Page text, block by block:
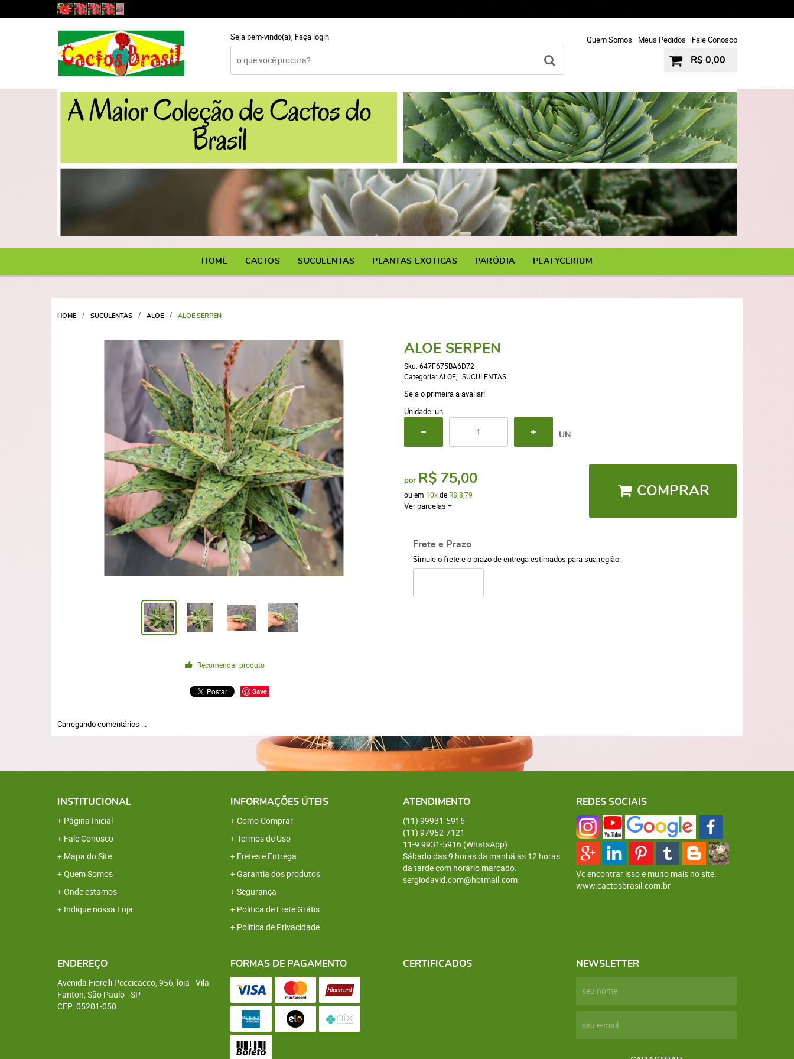
Seja bem-vindo(a), Faça login Quem Somos Meus Pedidos Fale Conosco
R$ 0,00
HOME CACTOS SUCULENTAS PLANTAS EXOTICAS PARÓDIA PLATYCERIUM
HOME SUCULENTAS ALOE ALOE SERPEN
Recomendar produto
Save
ALOE SERPEN
Sku: 647F675BA6D72
Categoria: ALOE SUCULENTAS
Seja o primeira a avaliar!
Unidade: un
UN
por R$ 75,00
ou em 10xde R$ 8,79
Ver parcelas
COMPRAR
Frete e Prazo
Simule o frete e o prazo de entrega estimados para sua região:
Carregando comentários ...
INSTITUCIONAL
Página Inicial
Fale Conosco
Mapa do Site
Quem Somos
Onde estamos
Indique nossa Loja
INFORMAÇÕES ÚTEIS
Como Comprar
Termos de Uso
Fretes e Entrega
Garantia dos produtos
Segurança
Politica de Frete Grátis
Política de Privacidade
ATENDIMENTO
(11) 99931-5916
(11) 97952-7121
11-9 9931-5916 (WhatsApp)
Sábado das 9 horas da manhã as 12 horas
da tarde com horário marcado.
sergiodavid.com@hotmail.com
REDES SOCIAIS
Vc encontrar isso e muito mais no site.
www.cactosbrasil.com.br
ENDEREÇO
Avenida Fiorelli Peccicacco, 956, loja -Vila
Fanton, São Paulo-SP
CEP: 05201-050
FORMAS DE PAGAMENTO CERTIFICADOS NEWSLETTER